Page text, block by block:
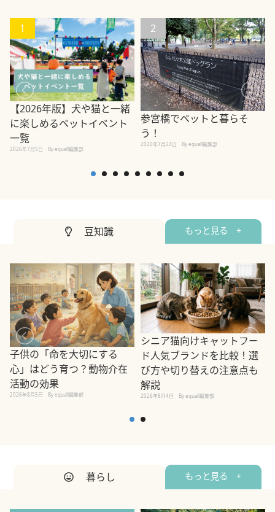
1
【2026年版】犬や猫と一緒
に楽しめるペットイベント
一覧
2026年7月5日 By equall編集部
2
参宮橋でペットと暮らそ
う！
2020年7月24日 By equall編集部
豆知識 もっと見る +
子供の「命を大切にする
心」はどう育つ？動物介在
活動の効果
2026年8月5日 By equall編集部
シニア猫向けキャットフー
ド人気ブランドを比較！選
び方や切り替えの注意点も
解説
2026年8月4日 By equall編集部
暮らし もっと見る +